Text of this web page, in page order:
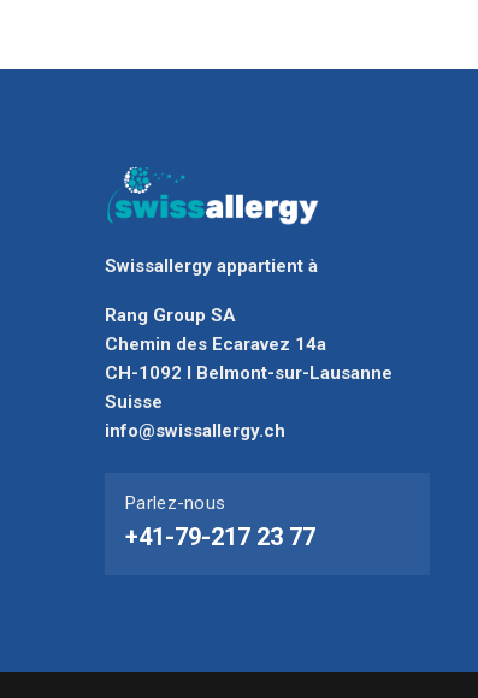
Swissallergy appartient à
Rang Group SA
Chemin des Ecaravez 14a
CH-1092 I Belmont-sur-Lausanne
Suisse
info@swissallergy.ch
Parlez-nous
+41-79-217 23 77